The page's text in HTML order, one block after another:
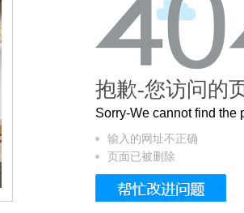
被列入佛家七宝的它到底有多美？
抱歉-您访问的
Sorry-We cannot find the
输入的网址不正确
页面已被删除